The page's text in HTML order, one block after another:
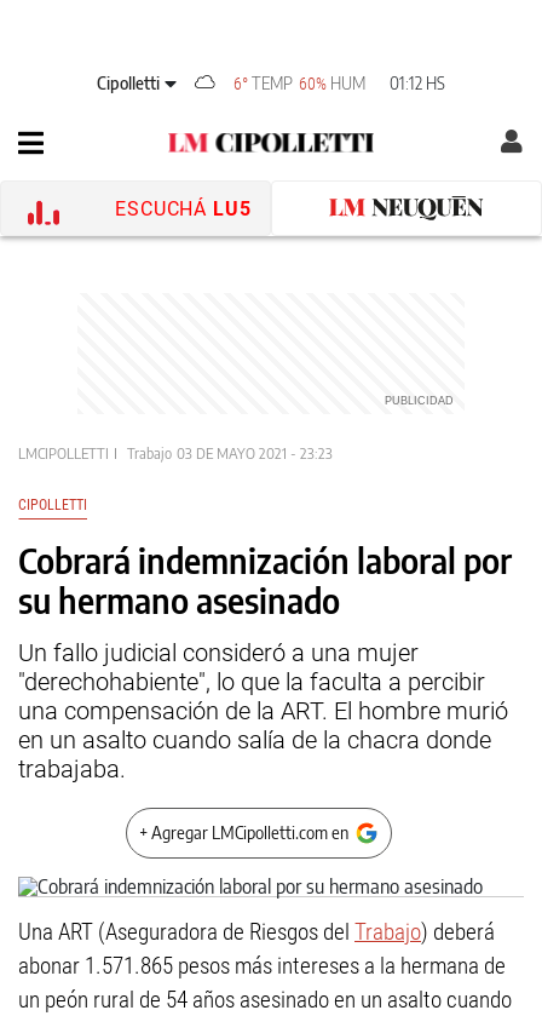
Cipolletti 6° TEMP 60% HUM 01:12 HS
ESCUCHÁ LU5
LMCIPOLLETTI Trabajo 03 DE MAYO 2021 - 23:23
CIPOLLETTI
Cobrará indemnización laboral por
su hermano asesinado
Un fallo judicial consideró a una mujer
"derechohabiente", lo que la faculta a percibir
una compensación de la ART. El hombre murió
en un asalto cuando salía de la chacra donde
trabajaba.
+ Agregar LMCipolletti.com en
Una ART (Aseguradora de Riesgos del Trabajo) deberá
abonar 1.571.865 pesos más intereses a la hermana de
un peón rural de 54 años asesinado en un asalto cuando